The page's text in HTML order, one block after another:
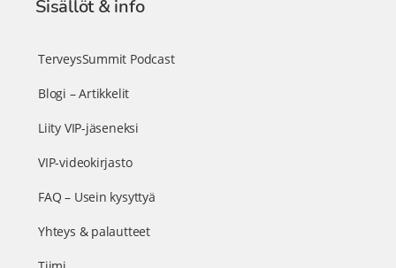
Sisällöt & info
TerveysSummit Podcast
Blogi – Artikkelit
Liity VIP-jäseneksi
VIP-videokirjasto
FAQ – Usein kysyttyä
Yhteys & palautteet